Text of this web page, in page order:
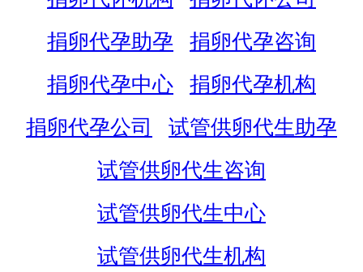
捐卵代孕助孕
捐卵代孕咨询
捐卵代孕中心
捐卵代孕机构
捐卵代孕公司
试管供卵代生助孕
试管供卵代生咨询
试管供卵代生中心
试管供卵代生机构